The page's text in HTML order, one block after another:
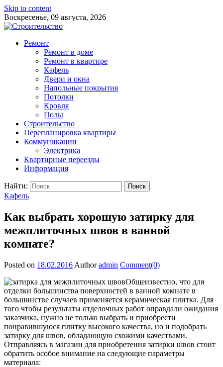
Skip to content
Воскресенье, 09 августа, 2026
Ремонт
Ремонт в доме
Ремонт в квартире
Кафель
Двери и окна
Напольные покрытия
Потолки
Кровля
Полы
Строительство
Перепланировка квартиры
Коммуникации
Электрика
Квартирные переезды
Информация
Найти:
Кафель
Как выбрать хорошую затирку для
межплиточных швов в ванной
комнате?
Posted on 18.02.2016 Author admin Comment(0)
Общеизвестно, что для
отделки большинства поверхностей в ванной комнате в
большинстве случаев применяется керамическая плитка. Для
того чтобы результаты отделочных работ оправдали ожидания
заказчика, нужно не только выбрать и приобрести
понравившуюся плитку высокого качества, но и подобрать
затирку для швов, обладающую схожими качествами.
Отправляясь в магазин для приобретения затирки швов стоит
обратить особое внимание на следующие параметры
материала: